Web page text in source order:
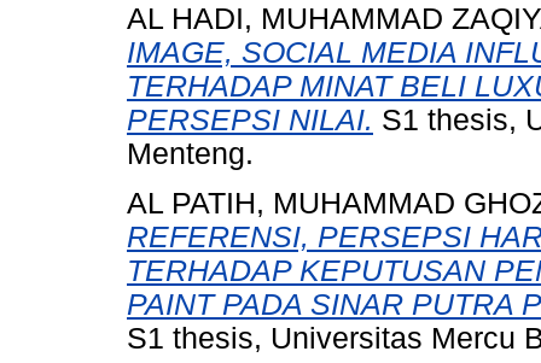
AL HADI, MUHAMMAD
IMAGE, SOCIAL MEDIA
TERHADAP MINAT BELI
PERSEPSI NILAI. S1 thesis,
Menteng.
AL PATIH, MUHAMMAD
REFERENSI, PERSEPSI
TERHADAP KEPUTUSAN
PAINT PADA SINAR PUTRA
S1 thesis, Universitas Mercu